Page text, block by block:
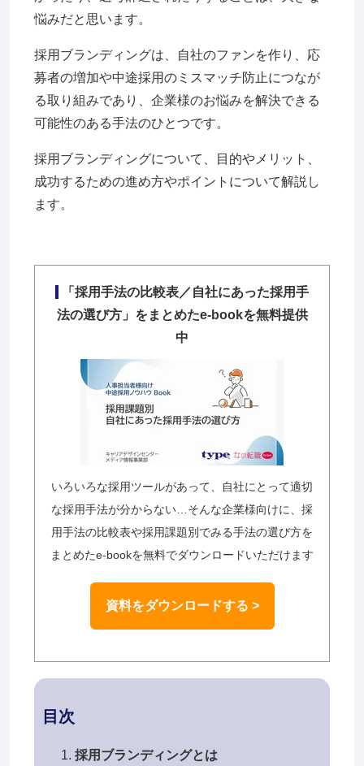
悩みだと思います。
採用ブランディングは、自社のファンを作り、応
募者の増加や中途採用のミスマッチ防止につなが
る取り組みであり、企業様のお悩みを解決できる
可能性のある手法のひとつです。
採用ブランディングについて、目的やメリット、
成功するための進め方やポイントについて解説し
ます。
「採用手法の比較表／自社にあった採用手
法の選び方」をまとめたe-bookを無料提供
中
いろいろな採用ツールがあって、自社にとって適切
な採用手法が分からない…そんな企業様向けに、採
用手法の比較表や採用課題別でみる手法の選び方を
まとめたe-bookを無料でダウンロードいただけます
資料をダウンロードする >
目次
採用ブランディングとは